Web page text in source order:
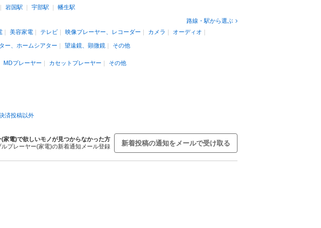
岩国駅 宇部駅
幡生駅
路線・駅から選ぶ
美容家電 テレビ 映像プレーヤー、レコーダー カメラ
オーディオ
ー、ホームシアター 望遠鏡、顕微鏡 その他
MDプレーヤー カセットプレーヤー その他
済投稿以外
家電)で欲しいモノが見つからなかった方
プレーヤー(家電)の新着通知メール登録
新着投稿の通知をメールで受け取る